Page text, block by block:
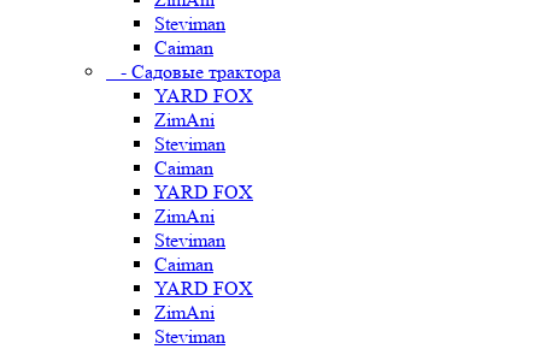
Steviman
Caiman
- Садовые трактора
YARD FOX
ZimAni
Steviman
Caiman
YARD FOX
ZimAni
Steviman
Caiman
YARD FOX
ZimAni
Steviman